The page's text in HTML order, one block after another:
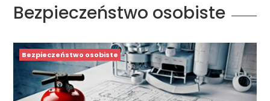
Bezpieczeństwo osobiste
Bezpieczeństwo osobiste